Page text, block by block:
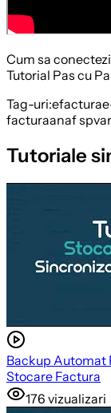
Cum sa
Tutorial Pas cu
Tag-uri:efactura
facturaanaf spv
Tutoriale
Backup Automat
Stocare Factura
176 vizualizari